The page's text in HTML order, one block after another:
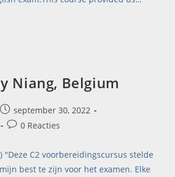
Niang, Belgium
september 30, 2022
0 Reacties
"Deze C2 voorbereidingscursus stelde
best te zijn voor het examen. Elke